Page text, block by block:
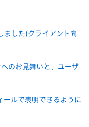
ました(クライアント向
のお見舞いと、ユーザ
ールで表明できるように